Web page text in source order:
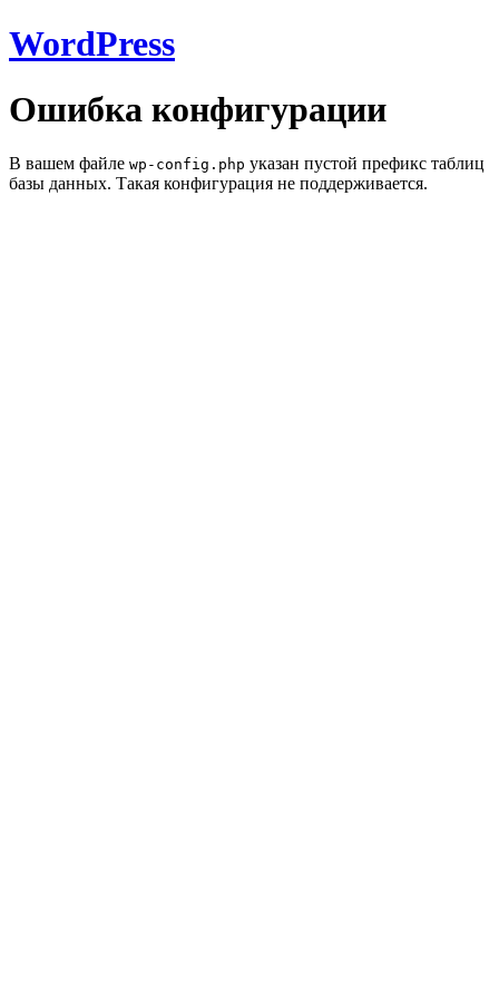
WordPress
Ошибка конфигурации
В вашем файле wp-config.php указан пустой префикс таблиц
базы данных. Такая конфигурация не поддерживается.